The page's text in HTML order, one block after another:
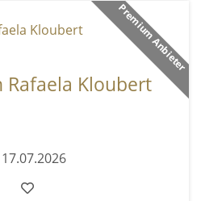
Premium Anbieter
Kloubert